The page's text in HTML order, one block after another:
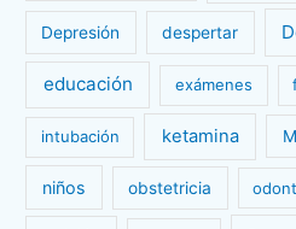
Depresión despertar
educación exámenes
intubación ketamina
niños obstetricia